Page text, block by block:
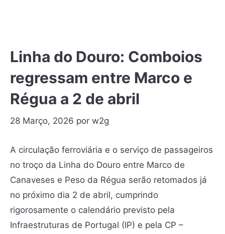
Linha do Douro: Comboios
regressam entre Marco e
Régua a 2 de abril
28 Março, 2026 por w2g
A circulação ferroviária e o serviço de passageiros
no troço da Linha do Douro entre Marco de
Canaveses e Peso da Régua serão retomados já
no próximo dia 2 de abril, cumprindo
rigorosamente o calendário previsto pela
Infraestruturas de Portugal (IP) e pela CP –